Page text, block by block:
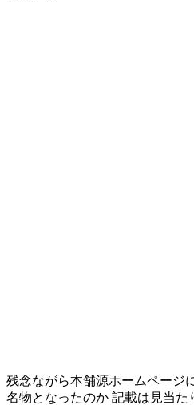
残念ながら本舗源ホームページ
名物となったのか 記載は見当た